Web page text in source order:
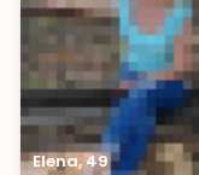
Elena, 49